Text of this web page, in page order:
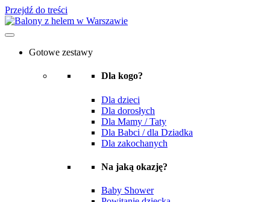
Przejdź do treści
Gotowe zestawy
Dla kogo?
Dla dzieci
Dla dorosłych
Dla Mamy / Taty
Dla Babci / dla Dziadka
Dla zakochanych
Na jaką okazję?
Baby Shower